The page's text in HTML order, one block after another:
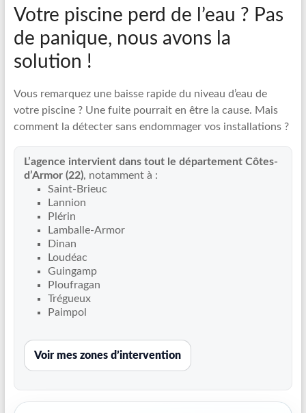
L’Olympide
—
Expert
France
Recherche
de
fuite
piscine
partout
réparation
canalisations
Votre piscine perd de l’eau ? Pas
de panique, nous avons la
solution !
Vous remarquez une baisse rapide du niveau d’eau de
votre piscine ? Une fuite pourrait en être la cause. Mais
comment la détecter sans endommager vos installations ?
L’agence intervient dans tout le département Côtes-
d’Armor (22), notamment à :
Saint-Brieuc
Lannion
Plérin
Lamballe-Armor
Dinan
Loudéac
Guingamp
Ploufragan
Trégueux
Paimpol
Voir mes zones d’intervention